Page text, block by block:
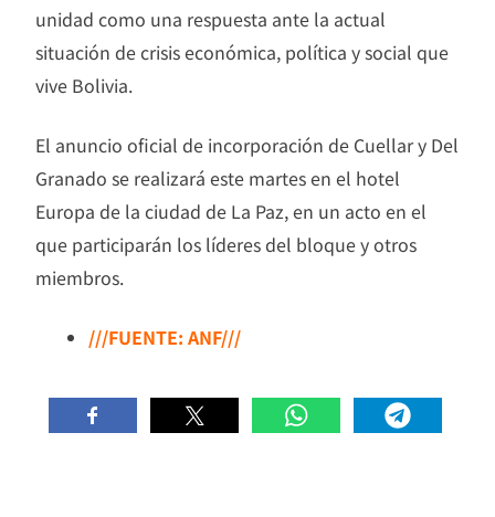
unidad como una respuesta ante la actual
situación de crisis económica, política y social que
vive Bolivia.
El anuncio oficial de incorporación de Cuellar y Del
Granado se realizará este martes en el hotel
Europa de la ciudad de La Paz, en un acto en el
que participarán los líderes del bloque y otros
miembros.
///FUENTE: ANF///